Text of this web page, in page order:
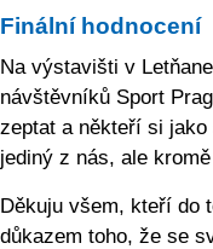
Finální hodnocení
Na výstavišti v
návštěvníků Sport
zeptat a někteří si
jediný z nás, ale
Děkuju všem, kteří do
důkazem toho, že se